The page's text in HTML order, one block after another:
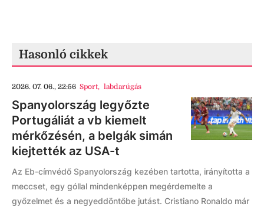
Hasonló cikkek
2026. 07. 06., 22:56 Sport, labdarúgás
Spanyolország legyőzte
Portugáliát a vb kiemelt
mérkőzésén, a belgák simán
kiejtették az USA-t
Az Eb-címvédő Spanyolország kezében tartotta, irányította a
meccset, egy góllal mindenképpen megérdemelte a
győzelmet és a negyeddöntőbe jutást. Cristiano Ronaldo már